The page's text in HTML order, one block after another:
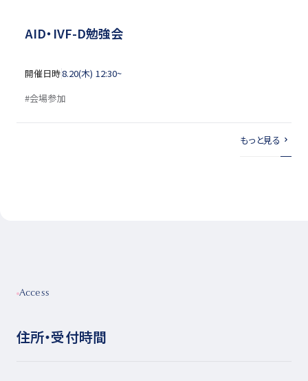
AID・IVF-D勉強会
開催日時8.20(木) 12:30~
会場参加
もっと見る
Access
住所・受付時間